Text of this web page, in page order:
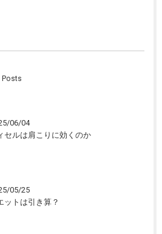
Posts
06/04
セルは肩こりに効くのか
05/25
ットは引き算？